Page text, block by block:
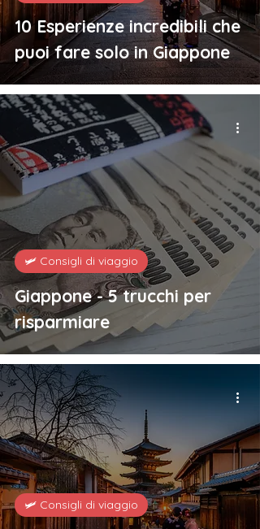
10 Esperienze incredibili che
puoi fare solo in Giappone
Giappone - 5 trucchi per
risparmiare
🛩️ Consigli di viaggio
🛩️ Consigli di viaggio